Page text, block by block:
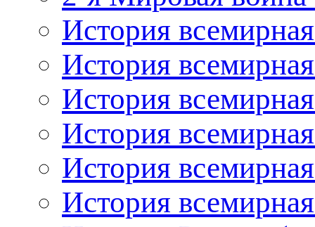
История
История
История
История
История
История